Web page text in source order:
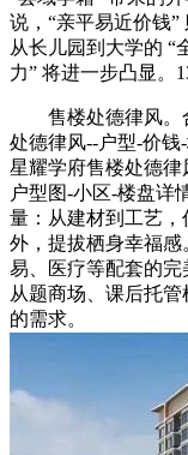
说，“亲平易近价钱
从长儿园到大学的 “
力” 将进一步凸显。
售楼处德律风。
处德律风--户型-价
星耀学府售楼处德
户型图-小区-楼盘详
量：从建材到工艺，
外，提拔栖身幸福
易、医疗等配套的
从题商场、课后托
的需求。